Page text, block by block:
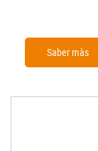
Saber màs